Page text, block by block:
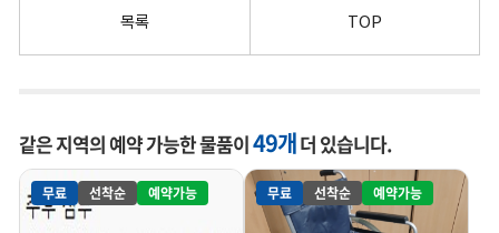
목록 TOP
같은 지역의 예약 가능한 물품이49개더 있습니다.
무료 선착순 예약가능 무료 선착순 예약가능